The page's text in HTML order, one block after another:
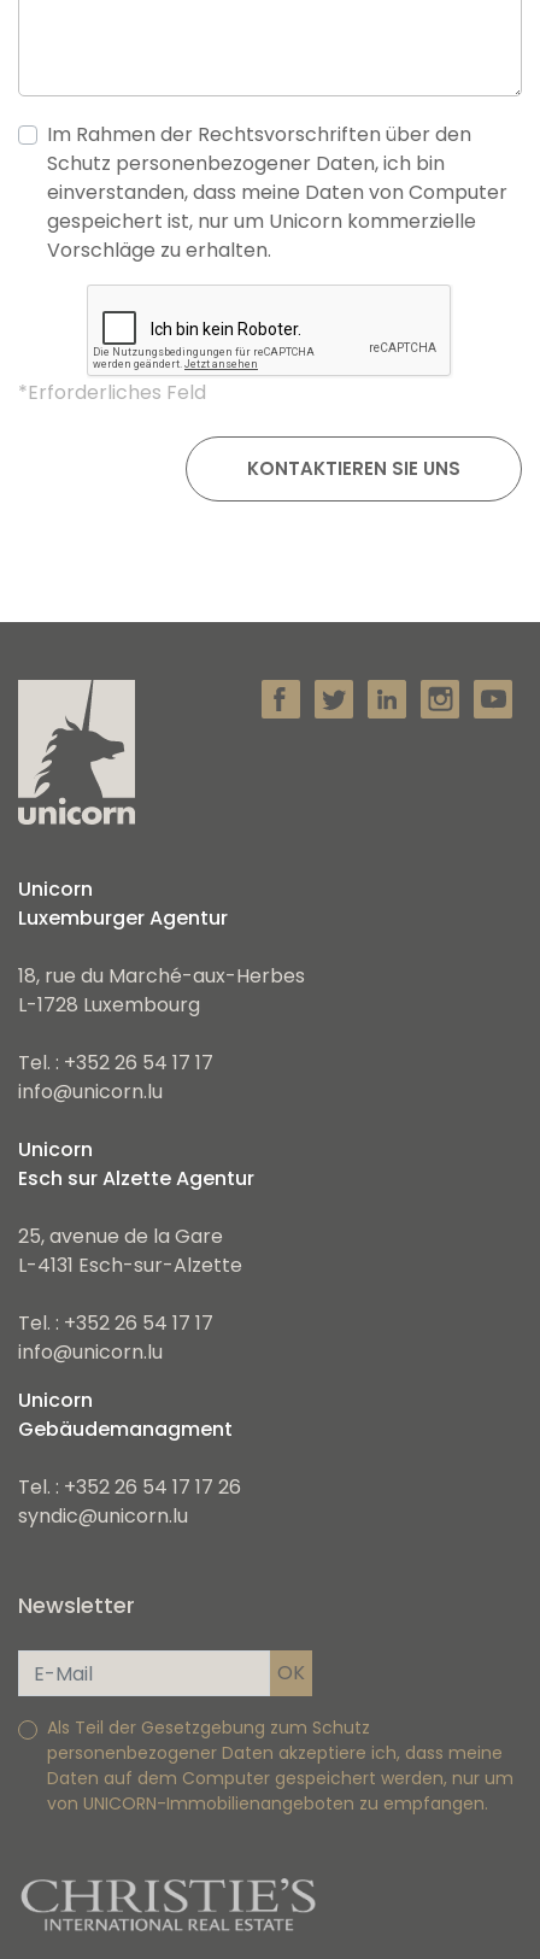
Im Rahmen der Rechtsvorschriften über den
Schutz personenbezogener Daten, ich bin
einverstanden, dass meine Daten von Computer
gespeichert ist, nur um Unicorn kommerzielle
Vorschläge zu erhalten.
*Erforderliches Feld
Unicorn
Luxemburger Agentur
18, rue du Marché-aux-Herbes
L-1728 Luxembourg
Tel. : +352 26 54 17 17
info@unicorn.lu
Unicorn
Esch sur Alzette Agentur
25, avenue de la Gare
L-4131 Esch-sur-Alzette
Tel. : +352 26 54 17 17
info@unicorn.lu
Unicorn
Gebäudemanagment
Tel. : +352 26 54 17 17 26
syndic@unicorn.lu
Newsletter
Als Teil der Gesetzgebung zum Schutz
personenbezogener Daten akzeptiere ich, dass meine
Daten auf dem Computer gespeichert werden, nur um
von UNICORN-Immobilienangeboten zu empfangen.